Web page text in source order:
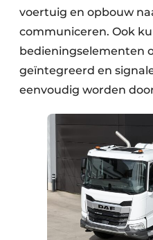
voertuig en opbouw
communiceren. Ook
bedieningselementen
geïntegreerd en
eenvoudig worden